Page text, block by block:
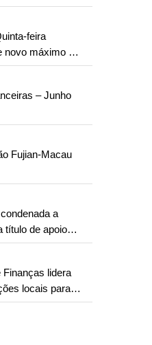
feira
máximo em
– Junho
Fujian-Macau
a
título de apoio
de 2022,
os
Finanças lidera
locais para
os trabalhos